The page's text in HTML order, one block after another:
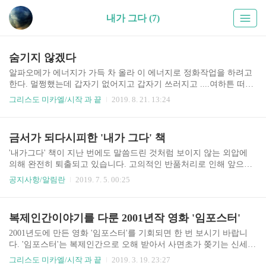
내가 그다 (7)
숨기지 않겠다
알파오메가 에너지가 가득 차 올라 이 에너지로 정화작업을 하려고
한다. 멀쩡했는데 갑자기 없어지고 갑자기 쓰러지고 ....여하튼 떠나
게 될 것이다. 밝히건대 99.999999%는 상승에 실패하고 지구를 떠나
그리스도 미카엘/시작 과 끝 2019. 8. 21. 13:24
금서가 되다시피한 '내가 그다' 책
'내가그다' 책이 지난 번에도 말씀드린 것처럼 보이지 않는 외압에
의해 완전히 퇴출되고 있습니다. 고의적인 반품처리로 인해 앞으로
는 더 이상 책을 시중에 공급 하지 않을 생각입니다. 책이 남아 있긴
공지사항/알림란 2019. 7. 5. 00:25
복제인간이야기를 다룬 2001년작 영화 '임포스터'
2001년도에 만든 영화 '임포스터'를 기회되면 한 번 보시기 바랍니
다. '임포스터'는 복제인간으로 오해 받아서 사면초가 쫒기는 신세가
된 한 인간의 절체절명 도피를 다룬 것입니다. 마지막에 극적인 반전
그리스도 미카엘/시작 과 끝 2019. 3. 19. 23:27